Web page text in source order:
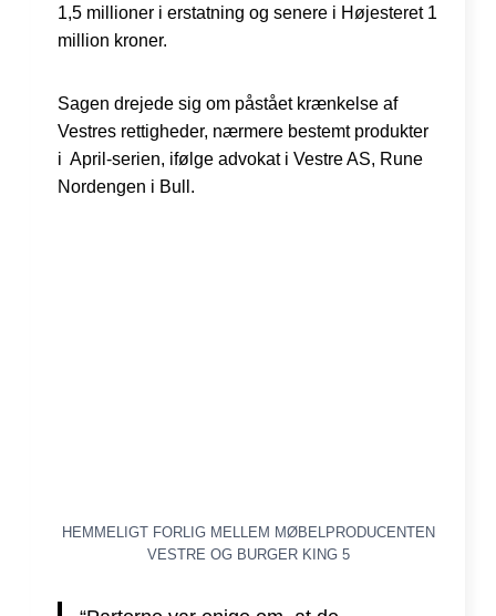
1,5 millioner i erstatning og senere i Højesteret 1
million kroner.
Sagen drejede sig om påstået krænkelse af
Vestres rettigheder, nærmere bestemt produkter
i April-serien, ifølge advokat i Vestre AS, Rune
Nordengen i Bull.
HEMMELIGT FORLIG MELLEM MØBELPRODUCENTEN
VESTRE OG BURGER KING 5